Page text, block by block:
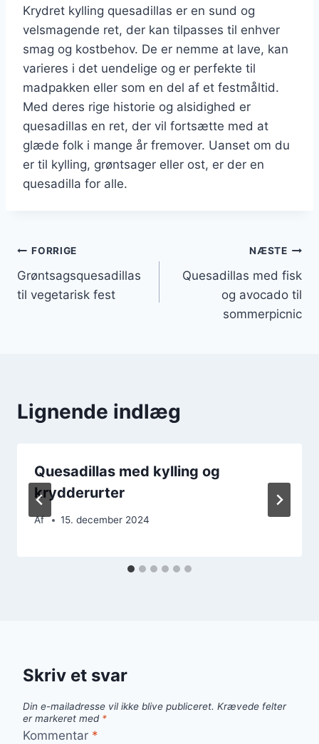
Krydret kylling quesadillas er en sund og
velsmagende ret, der kan tilpasses til enhver
smag og kostbehov. De er nemme at lave, kan
varieres i det uendelige og er perfekte til
madpakken eller som en del af et festmåltid.
Med deres rige historie og alsidighed er
quesadillas en ret, der vil fortsætte med at
glæde folk i mange år fremover. Uanset om du
er til kylling, grøntsager eller ost, er der en
quesadilla for alle.
Indlægsnavigation
FORRIGE
Grøntsagsquesadillas
til vegetarisk fest
NÆSTE
Quesadillas med fisk
og avocado til
sommerpicnic
Lignende indlæg
Quesadillas med kylling og
krydderurter
Af 15. december 2024
Skriv et svar
Din e-mailadresse vil ikke blive publiceret. Krævede felter
er markeret med *
Kommentar *